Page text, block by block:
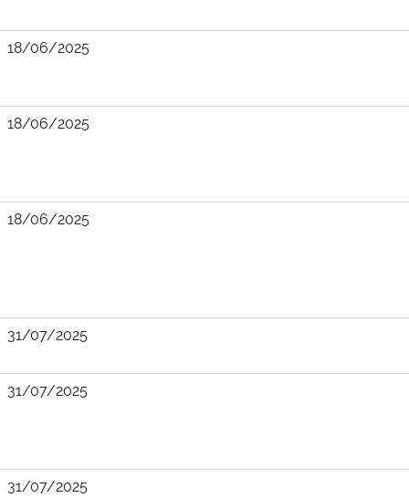
18/06/2025
18/06/2025
18/06/2025
31/07/2025
31/07/2025
31/07/2025